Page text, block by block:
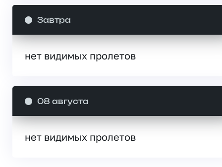
Завтра
нет видимых пролетов
08 августа
нет видимых пролетов